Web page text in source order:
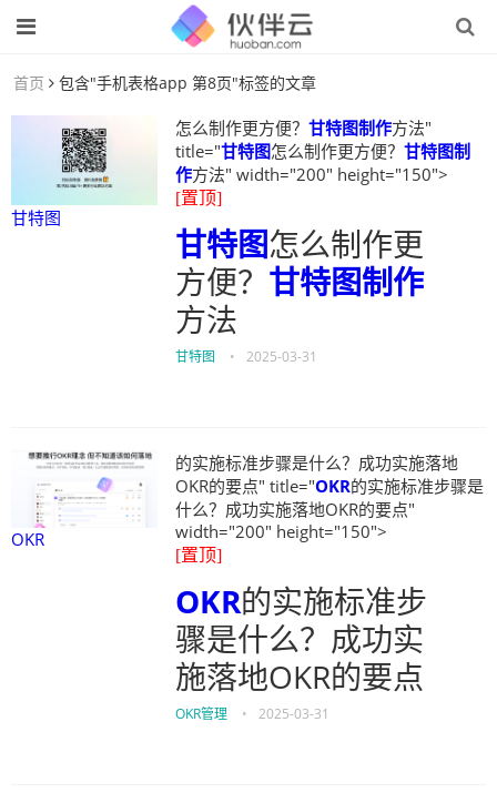
首页 包含"手机表格app 第8页"标签的文章
甘特图
怎么制作更方便？ 甘特图制作方法"
title="甘特图怎么制作更方便？ 甘特图制
作方法" width="200" height="150">
[置顶]
甘特图怎么制作更
方便？ 甘特图制作
方法
甘特图 • 2025-03-31
OKR
的实施标准步骤是什么？成功实施落地
OKR的要点" title="OKR的实施标准步骤是
什么？成功实施落地OKR的要点"
width="200" height="150">
[置顶]
OKR的实施标准步
骤是什么？成功实
施落地OKR的要点
OKR管理 • 2025-03-31